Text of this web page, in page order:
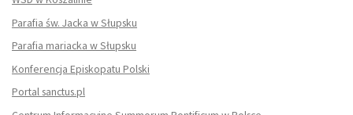
Parafia św. Jacka w Słupsku
Parafia mariacka w Słupsku
Konferencja Episkopatu Polski
Portal sanctus.pl